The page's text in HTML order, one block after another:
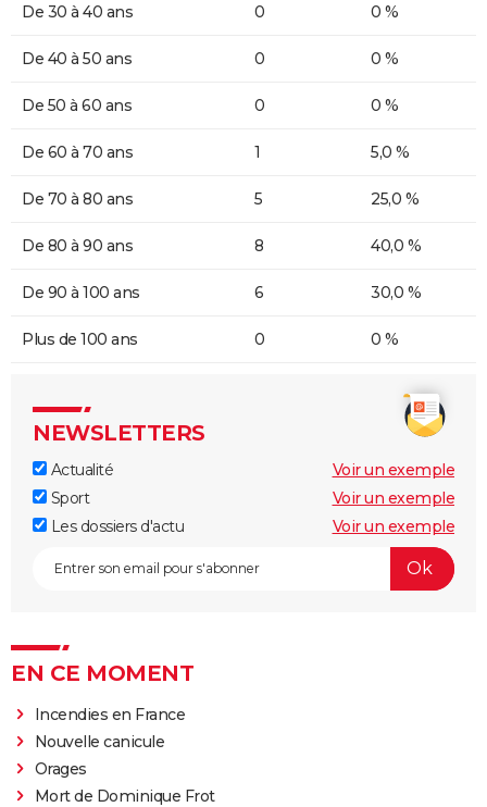
De 30 à 40 ans 0 0 %
De 40 à 50 ans 0 0 %
De 50 à 60 ans 0 0 %
De 60 à 70 ans 1 5,0 %
De 70 à 80 ans 5 25,0 %
De 80 à 90 ans 8 40,0 %
De 90 à 100 ans 6 30,0 %
Plus de 100 ans 0 0 %
NEWSLETTERS
Actualité
Voir un exemple
Sport
Voir un exemple
Les dossiers d'actu
Voir un exemple
EN CE MOMENT
Incendies en France
Nouvelle canicule
Orages
Mort de Dominique Frot